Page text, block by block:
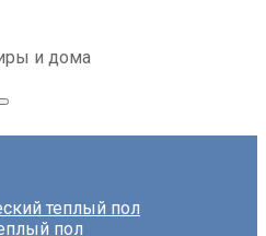
и дома
теплый пол
пол